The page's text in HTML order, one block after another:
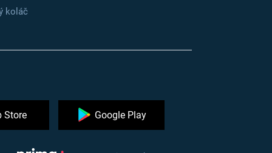
koláč
Store Google Play